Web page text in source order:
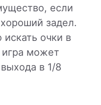
если
задел.
очки в
игра может
в 1/8